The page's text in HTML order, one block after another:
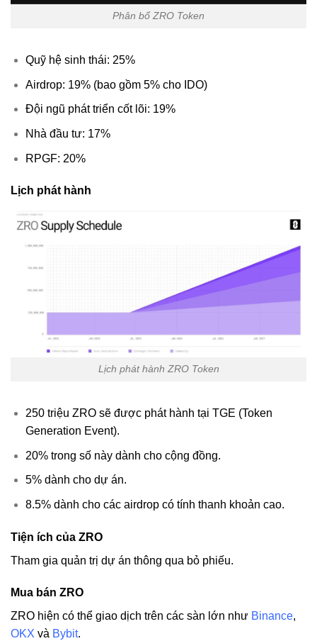
Phân bổ ZRO Token
Quỹ hệ sinh thái: 25%
Airdrop: 19% (bao gồm 5% cho IDO)
Đội ngũ phát triển cốt lõi: 19%
Nhà đầu tư: 17%
RPGF: 20%
Lịch phát hành
Lịch phát hành ZRO Token
250 triệu ZRO sẽ được phát hành tại TGE (Token
Generation Event).
20% trong số này dành cho cộng đồng.
5% dành cho dự án.
8.5% dành cho các airdrop có tính thanh khoản cao.
Tiện ích của ZRO
Tham gia quản trị dự án thông qua bỏ phiếu.
Mua bán ZRO
ZRO hiện có thể giao dịch trên các sàn lớn như Binance,
OKX và Bybit.